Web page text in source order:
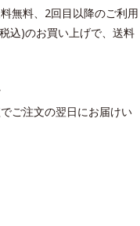
無料、2回目以降のご利用
込)のお買い上げで、送料
ご注文の翌日にお届けい